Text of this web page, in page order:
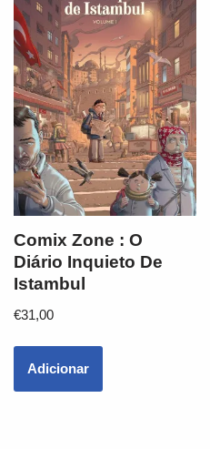
Comix Zone : O
Diário Inquieto De
Istambul
€31,00
Adicionar